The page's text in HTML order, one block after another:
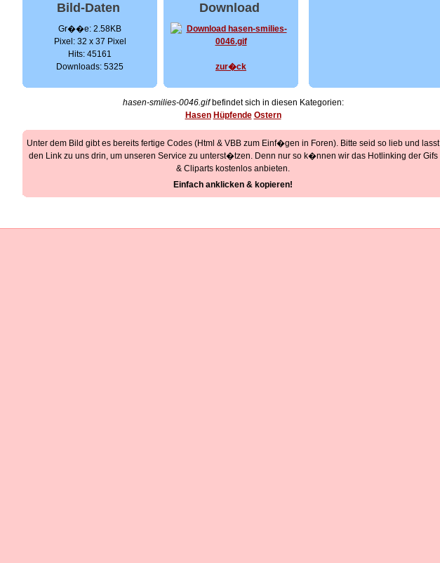
Bild-Daten
Gr��e: 2.58KB
Pixel: 32 x 37 Pixel
Hits: 45161
Downloads: 5325
Download
zur�ck
hasen-smilies-0046.gifbefindet sich in diesen Kategorien:
Hasen Hüpfende Ostern
Unter dem Bild gibt es bereits fertige Codes (Html & VBB zum Einf�gen in Foren). Bitte seid so lieb und lasst
den Link zu uns drin, um unseren Service zu unterst�tzen. Denn nur so k�nnen wir das Hotlinking der Gifs
& Cliparts kostenlos anbieten.
Einfach anklicken & kopieren!